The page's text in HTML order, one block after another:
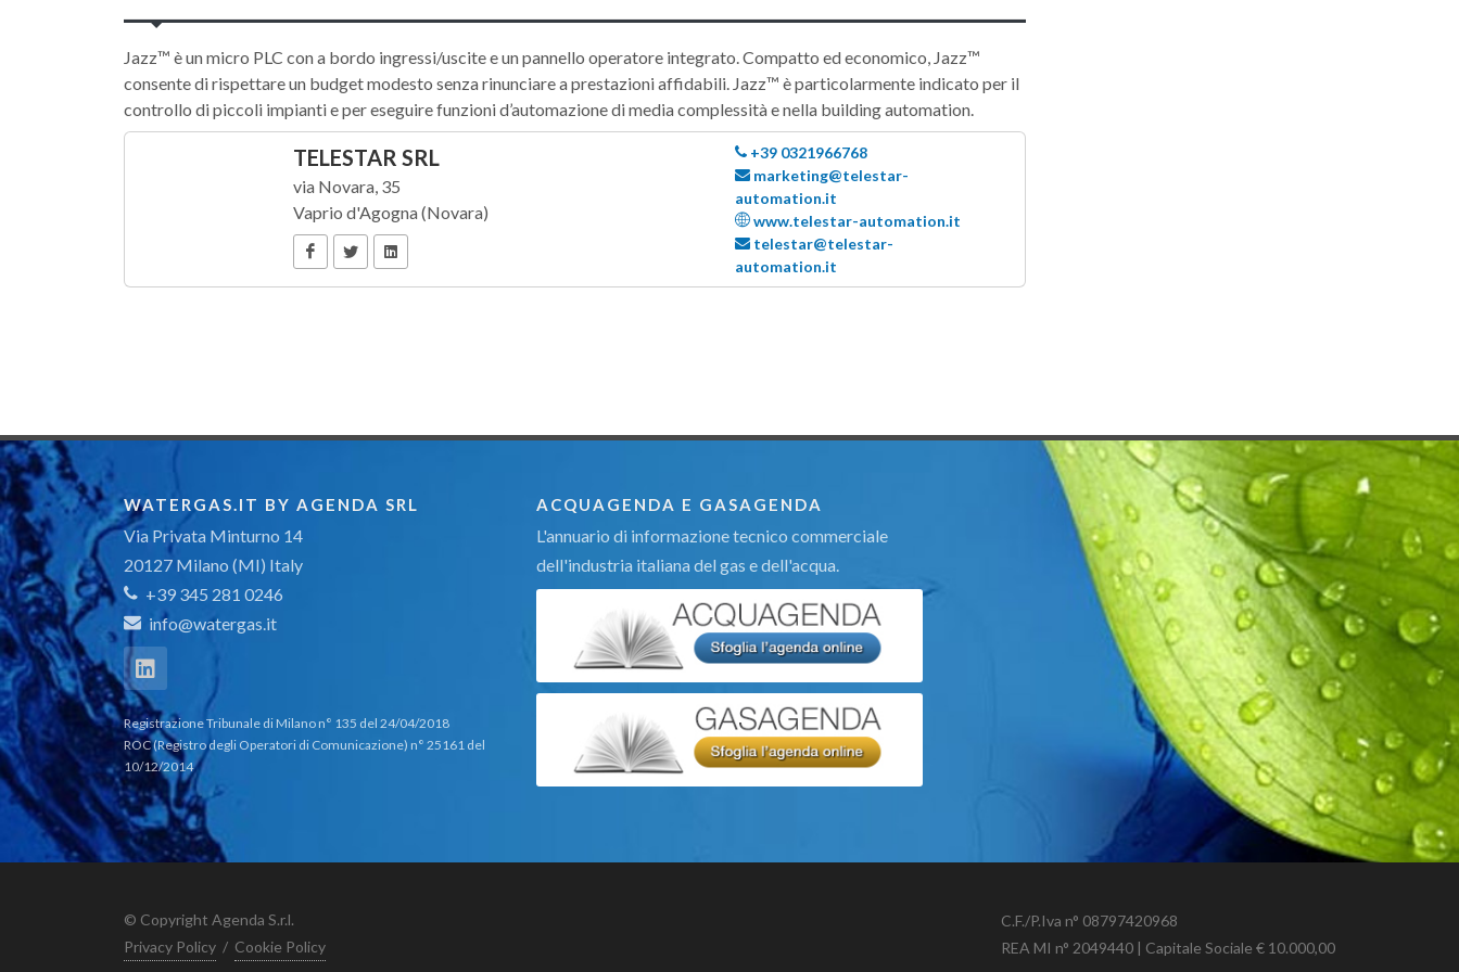
Jazz™ è un micro PLC con a bordo ingressi/uscite e un pannello operatore integrato. Compatto ed economico, Jazz™
consente di rispettare un budget modesto senza rinunciare a prestazioni affidabili. Jazz™ è particolarmente indicato per il
controllo di piccoli impianti e per eseguire funzioni d’automazione di media complessità e nella building automation.
TELESTAR SRL
via Novara, 35
Vaprio d'Agogna (Novara)
+39 0321966768
marketing@telestar-
automation.it
www.telestar-automation.it
telestar@telestar-
automation.it
WATERGAS.IT BY AGENDA SRL
Via Privata Minturno 14
20127 Milano (MI) Italy
+39 345 281 0246
info@watergas.it
Registrazione Tribunale di Milano n° 135 del 24/04/2018
ROC (Registro degli Operatori di Comunicazione) n° 25161 del
10/12/2014
ACQUAGENDA E GASAGENDA
L'annuario di informazione tecnico commerciale
dell'industria italiana del gas e dell'acqua.
© Copyright Agenda S.r.l.
Privacy Policy / Cookie Policy
C.F./P.Iva n° 08797420968
REA MI n° 2049440 | Capitale Sociale € 10.000,00